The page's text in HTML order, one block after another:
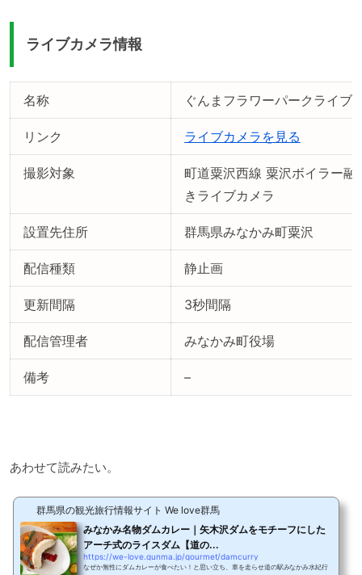
ライブカメラ情報
名称 ぐんまフラワーパークライブ
リンク ライブカメラを見る
撮影対象
町道粟沢西線 粟沢ボイラー
きライブカメラ
設置先住所 群馬県みなかみ町粟沢
配信種類 静止画
更新間隔 3秒間隔
配信管理者 みなかみ町役場
備考 –
あわせて読みたい。
群馬県の観光旅行情報サイト We love群馬
みなかみ名物ダムカレー｜矢木沢ダムをモチーフにした
アーチ式のライスダム【道の...
https://we-love.gunma.jp/gourmet/damcurry
なぜか無性にダムカレーが食べたい！と思い立ち、車を走らせ道の駅みなかみ水紀行